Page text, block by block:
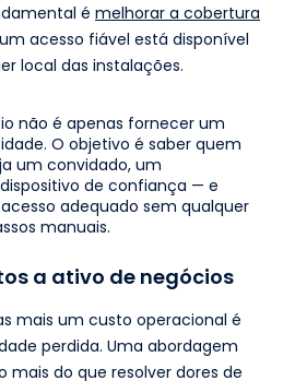
é melhorar a cobertura
acesso fiável está disponível
local das instalações.
não é apenas fornecer um
O objetivo é saber quem
um convidado, um
de confiança — e
adequado sem qualquer
manuais.
a ativo de negócios
mais um custo operacional é
perdida. Uma abordagem
mais do que resolver dores de